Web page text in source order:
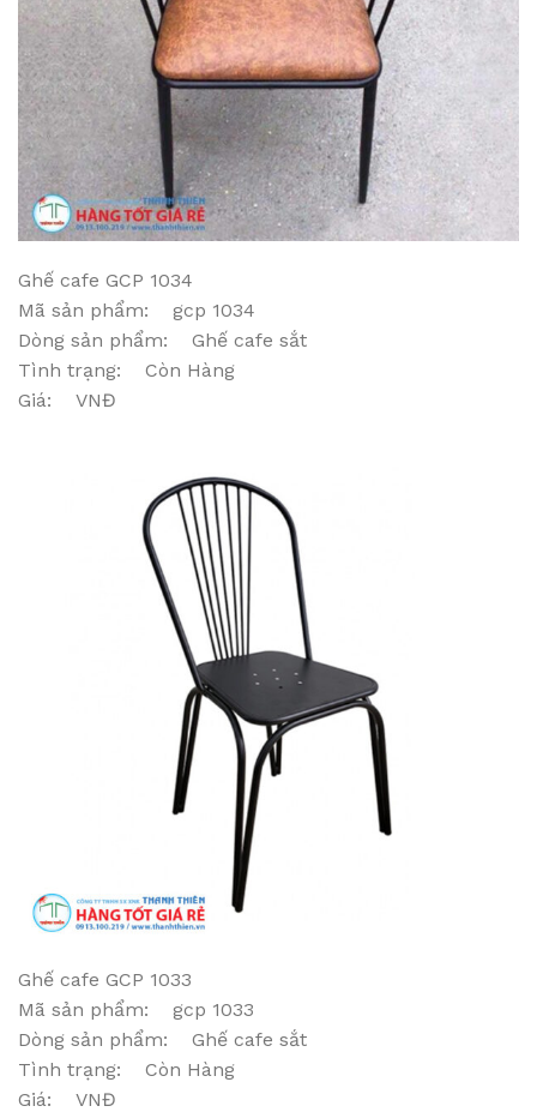
Ghế cafe GCP 1034
Mã sản phẩm: gcp 1034
Dòng sản phẩm: Ghế cafe sắt
Tình trạng: Còn Hàng
Giá: VNĐ
Ghế cafe GCP 1033
Mã sản phẩm: gcp 1033
Dòng sản phẩm: Ghế cafe sắt
Tình trạng: Còn Hàng
Giá: VNĐ